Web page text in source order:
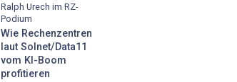
Ralph Urech im RZ-
Podium
Wie Rechenzentren
laut Solnet/Data11
vom KI-Boom
profitieren